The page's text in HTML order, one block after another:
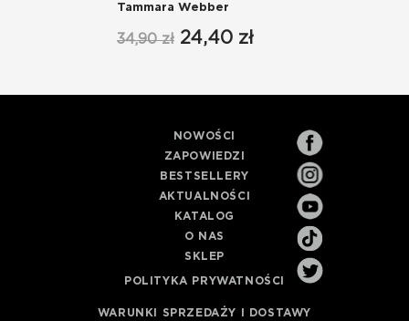
Tammara Webber
34,90 zł 24,40 zł
NOWOŚCI
ZAPOWIEDZI
BESTSELLERY
AKTUALNOŚCI
KATALOG
O NAS
SKLEP
POLITYKA PRYWATNOŚCI
WARUNKI SPRZEDAŻY I DOSTAWY